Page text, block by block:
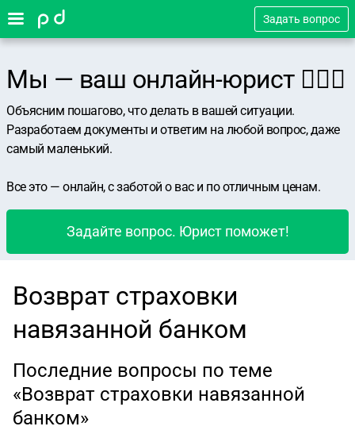
Задать вопрос
Мы — ваш онлайн-юрист 👨🏻‍⚖️
Объясним пошагово, что делать в вашей ситуации.
Разработаем документы и ответим на любой вопрос, даже
самый маленький.
Все это — онлайн, с заботой о вас и по отличным ценам.
Задайте вопрос. Юрист поможет!
Возврат страховки
навязанной банком
Последние вопросы по теме
«Возврат страховки навязанной
банком»